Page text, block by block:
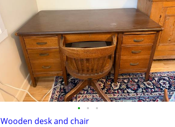
• • •
Wooden desk and chair